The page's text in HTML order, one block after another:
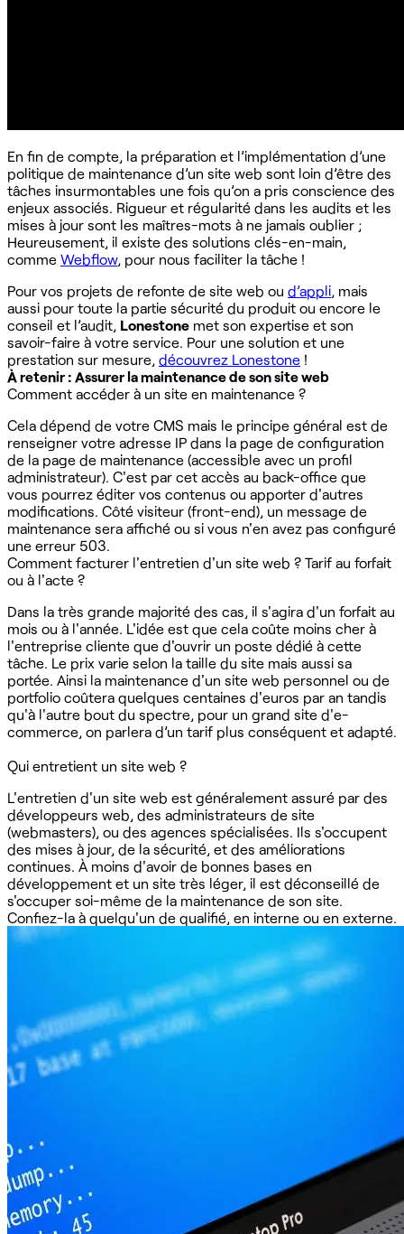
En fin de compte, la préparation et l’implémentation d’une
politique de maintenance d’un site web sont loin d’être des
tâches insurmontables une fois qu’on a pris conscience des
enjeux associés. Rigueur et régularité dans les audits et les
mises à jour sont les maîtres-mots à ne jamais oublier ;
Heureusement, il existe des solutions clés-en-main,
comme Webflow, pour nous faciliter la tâche !
Pour vos projets de refonte de site web ou d’appli, mais
aussi pour toute la partie sécurité du produit ou encore le
conseil et l’audit, Lonestone met son expertise et son
savoir-faire à votre service. Pour une solution et une
prestation sur mesure, découvrez Lonestone !
À retenir : Assurer la maintenance de son site web
Comment accéder à un site en maintenance ?
Cela dépend de votre CMS mais le principe général est de
renseigner votre adresse IP dans la page de configuration
de la page de maintenance (accessible avec un profil
administrateur). C'est par cet accès au back-office que
vous pourrez éditer vos contenus ou apporter d'autres
modifications. Côté visiteur (front-end), un message de
maintenance sera affiché ou si vous n'en avez pas configuré
une erreur 503.
Comment facturer l'entretien d'un site web ? Tarif au forfait
ou à l'acte ?
Dans la très grande majorité des cas, il s'agira d'un forfait au
mois ou à l'année. L'idée est que cela coûte moins cher à
l'entreprise cliente que d'ouvrir un poste dédié à cette
tâche. Le prix varie selon la taille du site mais aussi sa
portée. Ainsi la maintenance d'un site web personnel ou de
portfolio coûtera quelques centaines d'euros par an tandis
qu'à l'autre bout du spectre, pour un grand site d'e-
commerce, on parlera d’un tarif plus conséquent et adapté.
Qui entretient un site web ?
L'entretien d'un site web est généralement assuré par des
développeurs web, des administrateurs de site
(webmasters), ou des agences spécialisées. Ils s'occupent
des mises à jour, de la sécurité, et des améliorations
continues. À moins d'avoir de bonnes bases en
développement et un site très léger, il est déconseillé de
s'occuper soi-même de la maintenance de son site.
Confiez-la à quelqu'un de qualifié, en interne ou en externe.